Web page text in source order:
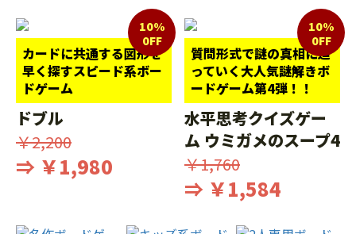
カードに共通する図形を
早く探すスピード系ボー
ドゲーム
10%
0FF
ドブル
￥2,200
⇒ ￥1,980
質問形式で謎の真相に迫
っていく大人気謎解きボ
ードゲーム第4弾！！
10%
0FF
水平思考クイズゲー
ム ウミガメのスープ4
￥1,760
⇒ ￥1,584